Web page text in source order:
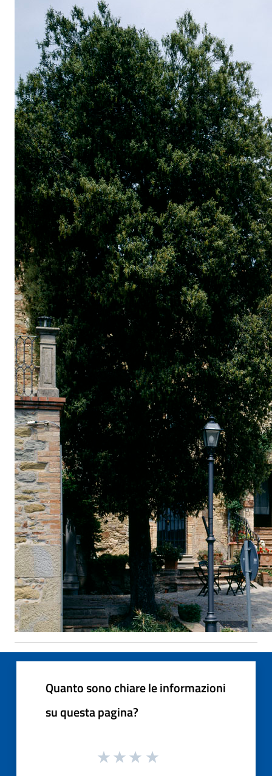
Quanto sono chiare le informazioni
su questa pagina?